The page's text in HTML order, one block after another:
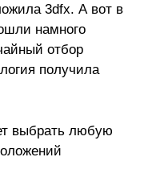
3dfx. А вот в
намного
отбор
получила
выбрать любую